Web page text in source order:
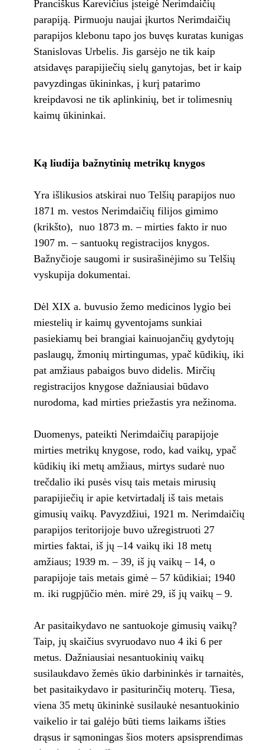
Pranciškus Karevičius įsteigė Nerimdaičių
parapiją. Pirmuoju naujai įkurtos Nerimdaičių
parapijos klebonu tapo jos buvęs kuratas kunigas
Stanislovas Urbelis. Jis garsėjo ne tik kaip
atsidavęs parapijiečių sielų ganytojas, bet ir kaip
pavyzdingas ūkininkas, į kurį patarimo
kreipdavosi ne tik aplinkinių, bet ir tolimesnių
kaimų ūkininkai.
Ką liudija bažnytinių metrikų knygos
Yra išlikusios atskirai nuo Telšių parapijos nuo
1871 m. vestos Nerimdaičių filijos gimimo
(krikšto), nuo 1873 m. – mirties fakto ir nuo
1907 m. – santuokų registracijos knygos.
Bažnyčioje saugomi ir susirašinėjimo su Telšių
vyskupija dokumentai.
Dėl XIX a. buvusio žemo medicinos lygio bei
miestelių ir kaimų gyventojams sunkiai
pasiekiamų bei brangiai kainuojančių gydytojų
paslaugų, žmonių mirtingumas, ypač kūdikių, iki
pat amžiaus pabaigos buvo didelis. Mirčių
registracijos knygose dažniausiai būdavo
nurodoma, kad mirties priežastis yra nežinoma.
Duomenys, pateikti Nerimdaičių parapijoje
mirties metrikų knygose, rodo, kad vaikų, ypač
kūdikių iki metų amžiaus, mirtys sudarė nuo
trečdalio iki pusės visų tais metais mirusių
parapijiečių ir apie ketvirtadalį iš tais metais
gimusių vaikų. Pavyzdžiui, 1921 m. Nerimdaičių
parapijos teritorijoje buvo užregistruoti 27
mirties faktai, iš jų –14 vaikų iki 18 metų
amžiaus; 1939 m. – 39, iš jų vaikų – 14, o
parapijoje tais metais gimė – 57 kūdikiai; 1940
m. iki rugpjūčio mėn. mirė 29, iš jų vaikų – 9.
Ar pasitaikydavo ne santuokoje gimusių vaikų?
Taip, jų skaičius svyruodavo nuo 4 iki 6 per
metus. Dažniausiai nesantuokinių vaikų
susilaukdavo žemės ūkio darbininkės ir tarnaitės,
bet pasitaikydavo ir pasiturinčių moterų. Tiesa,
viena 35 metų ūkininkė susilaukė nesantuokinio
vaikelio ir tai galėjo būti tiems laikams išties
drąsus ir sąmoningas šios moters apsisprendimas